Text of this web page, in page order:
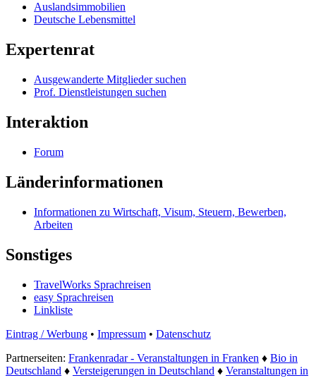
Auslandsimmobilien
Deutsche Lebensmittel
Expertenrat
Ausgewanderte Mitglieder suchen
Prof. Dienstleistungen suchen
Interaktion
Forum
Länderinformationen
Informationen zu Wirtschaft, Visum, Steuern, Bewerben,
Arbeiten
Sonstiges
TravelWorks Sprachreisen
easy Sprachreisen
Linkliste
Eintrag / Werbung • Impressum • Datenschutz
Partnerseiten: Frankenradar - Veranstaltungen in Franken ♦ Bio in
Deutschland ♦ Versteigerungen in Deutschland ♦ Veranstaltungen in